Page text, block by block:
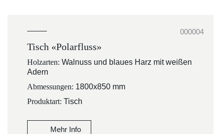
000004
Tisch «Polarfluss»
Holzarten: Walnuss und blaues Harz mit weißen
Adern
Abmessungen: 1800х850 mm
Produktart: Tisch
Mehr Info